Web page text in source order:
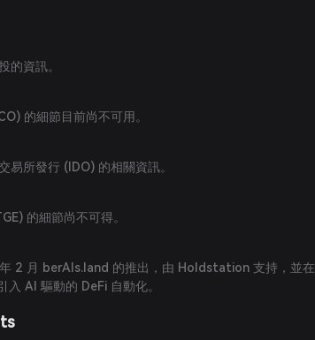
的資訊。
的細節目前尚不可用。
易所發行 (IDO) 的相關資訊。
的細節尚不可得。
2 月 berAIs.land 的推出，由 Holdstation 支持，並在
入 AI 驅動的 DeFi 自動化。